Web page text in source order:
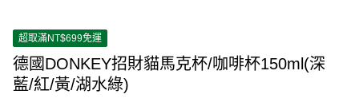
超取滿NT$699免運
德國DONKEY招財貓馬克杯/咖啡杯150ml(深
藍/紅/黃/湖水綠)